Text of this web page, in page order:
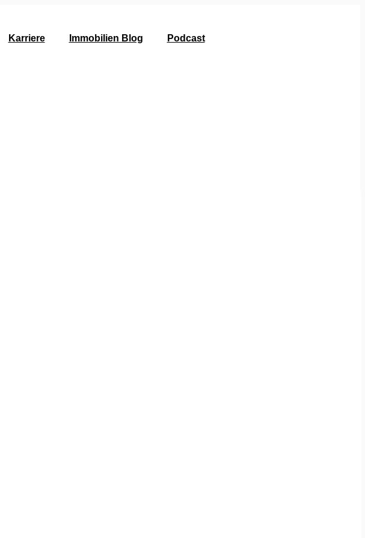
Karriere Immobilien Blog Podcast